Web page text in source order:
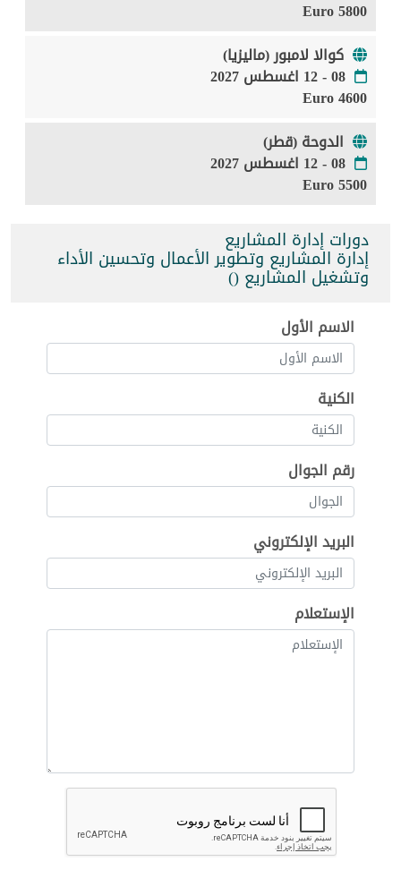
5800 Euro
كوالا لامبور (ماليزيا)
08 - 12 اغسطس 2027
4600 Euro
الدوحة (قطر)
08 - 12 اغسطس 2027
5500 Euro
دورات إدارة المشاريع
إدارة المشاريع وتطوير الأعمال وتحسين الأداء
وتشغيل المشاريع ()
الاسم الأول
الكنية
رقم الجوال
البريد الإلكتروني
الإستعلام